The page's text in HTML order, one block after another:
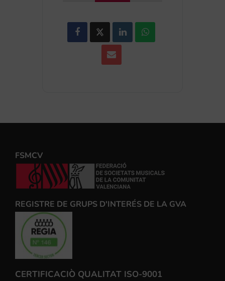
FSMCV
REGISTRE DE GRUPS D'INTERÉS DE LA GVA
CERTIFICACIÒ QUALITAT ISO-9001